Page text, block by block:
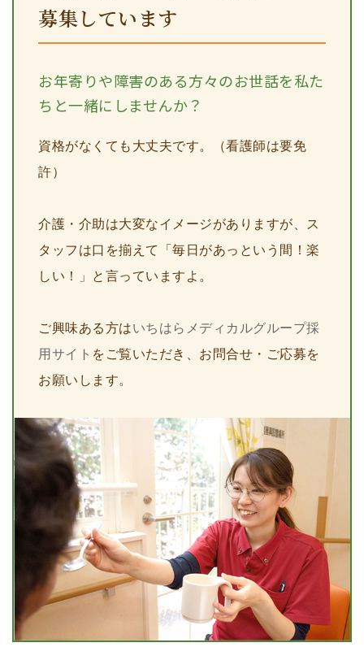
募集しています
お年寄りや障害のある方々のお世話を私た
ちと一緒にしませんか？
資格がなくても大丈夫です。（看護師は要免
許）
介護・介助は大変なイメージがありますが、ス
タッフは口を揃えて「毎日があっという間！楽
しい！」と言っていますよ。
ご興味ある方はいちはらメディカルグループ採
用サイト をご覧いただき、お問合せ・ご応募を
お願いします。